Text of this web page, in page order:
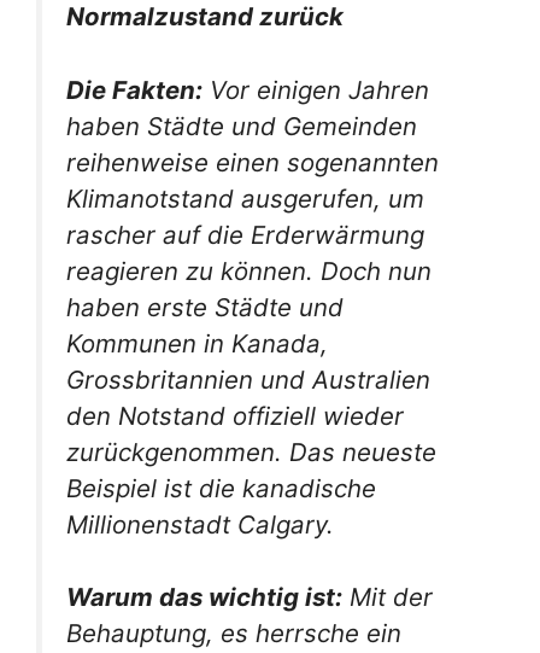
Normalzustand zurück
Die Fakten: Vor einigen Jahren
haben Städte und Gemeinden
reihenweise einen sogenannten
Klimanotstand ausgerufen, um
rascher auf die Erderwärmung
reagieren zu können. Doch nun
haben erste Städte und
Kommunen in Kanada,
Grossbritannien und Australien
den Notstand offiziell wieder
zurückgenommen. Das neueste
Beispiel ist die kanadische
Millionenstadt Calgary.
Warum das wichtig ist: Mit der
Behauptung, es herrsche ein